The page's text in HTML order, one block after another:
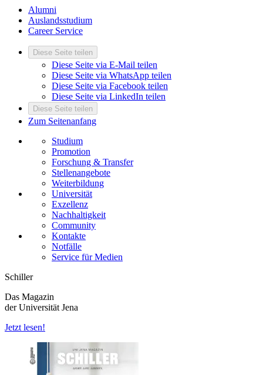
Alumni
Auslandsstudium
Career Service
Diese Seite teilen
Diese Seite via E-Mail teilen
Diese Seite via WhatsApp teilen
Diese Seite via Facebook teilen
Diese Seite via LinkedIn teilen
Diese Seite teilen
Zum Seitenanfang
Studium
Promotion
Forschung & Transfer
Stellenangebote
Weiterbildung
Universität
Exzellenz
Nachhaltigkeit
Community
Kontakte
Notfälle
Service für Medien
Schiller
Das Magazin
der Universität Jena
Jetzt lesen!